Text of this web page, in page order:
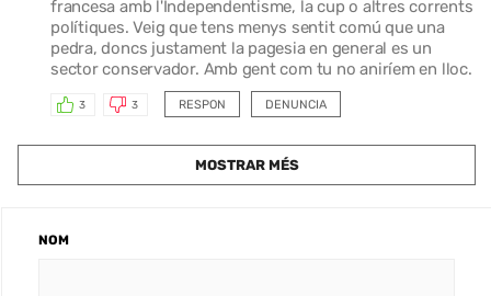
francesa amb l'Independentisme, la cup o altres corrents
polítiques. Veig que tens menys sentit comú que una
pedra, doncs justament la pagesia en general es un
sector conservador. Amb gent com tu no aniríem en lloc.
RESPON
3 3 DENUNCIA
MOSTRAR MÉS
NOM